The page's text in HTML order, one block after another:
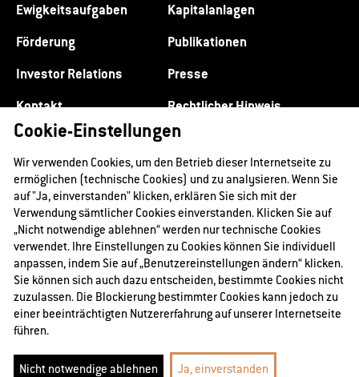
Ewigkeitsaufgaben
Kapitalanlagen
Förderung
Publikationen
Investor Relations
Presse
Kontakt
Rechtlicher Hinweis
Datenschutz
Impressum
Cookie-Einstellungen
Wir verwenden Cookies, um den Betrieb dieser Internetseite zu
ermöglichen (technische Cookies) und zu analysieren. Wenn Sie
auf "Ja, einverstanden" klicken, erklären Sie sich mit der
Verwendung sämtlicher Cookies einverstanden. Klicken Sie auf
„Nicht notwendige ablehnen“ werden nur technische Cookies
verwendet. Ihre Einstellungen zu Cookies können Sie individuell
anpassen, indem Sie auf „Benutzereinstellungen ändern“ klicken.
Sie können sich auch dazu entscheiden, bestimmte Cookies nicht
zuzulassen. Die Blockierung bestimmter Cookies kann jedoch zu
einer beeinträchtigten Nutzererfahrung auf unserer Internetseite
führen.
Nicht notwendige ablehnen Ja, einverstanden